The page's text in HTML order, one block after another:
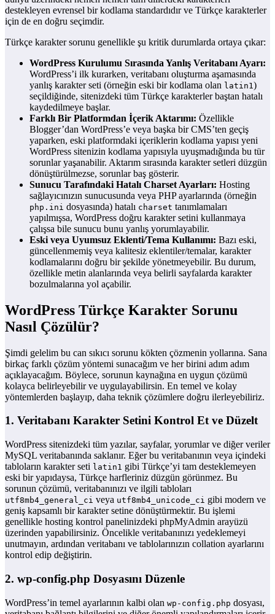
destekleyen evrensel bir kodlama standardıdır ve Türkçe karakterler
için de en doğru seçimdir.
Türkçe karakter sorunu genellikle şu kritik durumlarda ortaya çıkar:
WordPress Kurulumu Sırasında Yanlış Veritabanı Ayarı:
WordPress’i ilk kurarken, veritabanı oluşturma aşamasında
yanlış karakter seti (örneğin eski bir kodlama olan latin1 )
seçildiğinde, sitenizdeki tüm Türkçe karakterler baştan hatalı
kaydedilmeye başlar.
Farklı Bir Platformdan İçerik Aktarımı: Özellikle
Blogger’dan WordPress’e veya başka bir CMS’ten geçiş
yaparken, eski platformdaki içeriklerin kodlama yapısı yeni
WordPress sitenizin kodlama yapısıyla uyuşmadığında bu tür
sorunlar yaşanabilir. Aktarım sırasında karakter setleri düzgün
dönüştürülmezse, sorunlar baş gösterir.
Sunucu Tarafındaki Hatalı Charset Ayarları: Hosting
sağlayıcınızın sunucusunda veya PHP ayarlarında (örneğin
php.ini dosyasında) hatalı charset tanımlamaları
yapılmışsa, WordPress doğru karakter setini kullanmaya
çalışsa bile sunucu bunu yanlış yorumlayabilir.
Eski veya Uyumsuz Eklenti/Tema Kullanımı: Bazı eski,
güncellenmemiş veya kalitesiz eklentiler/temalar, karakter
kodlamalarını doğru bir şekilde yönetmeyebilir. Bu durum,
özellikle metin alanlarında veya belirli sayfalarda karakter
bozulmalarına yol açabilir.
WordPress Türkçe Karakter Sorunu
Nasıl Çözülür?
Şimdi gelelim bu can sıkıcı sorunu kökten çözmenin yollarına. Sana
birkaç farklı çözüm yöntemi sunacağım ve her birini adım adım
açıklayacağım. Böylece, sorunun kaynağına en uygun çözümü
kolayca belirleyebilir ve uygulayabilirsin. En temel ve kolay
yöntemlerden başlayıp, daha teknik çözümlere doğru ilerleyebiliriz.
1. Veritabanı Karakter Setini Kontrol Et ve Düzelt
WordPress sitenizdeki tüm yazılar, sayfalar, yorumlar ve diğer veriler
MySQL veritabanında saklanır. Eğer bu veritabanının veya içindeki
tabloların karakter seti latin1 gibi Türkçe’yi tam desteklemeyen
eski bir yapıdaysa, Türkçe harfleriniz düzgün görünmez. Bu
sorunun çözümü, veritabanınızı ve ilgili tabloları
utf8mb4_general_ci veya utf8mb4_unicode_ci gibi modern ve
geniş kapsamlı bir karakter setine dönüştürmektir. Bu işlemi
genellikle hosting kontrol panelinizdeki phpMyAdmin arayüzü
üzerinden yapabilirsiniz. Öncelikle veritabanınızı yedeklemeyi
unutmayın, ardından veritabanı ve tablolarınızın collation ayarlarını
kontrol edip değiştirin.
2. wp-config.php Dosyasını Düzenle
WordPress’in temel ayarlarının kalbi olan wp-config.php dosyası,